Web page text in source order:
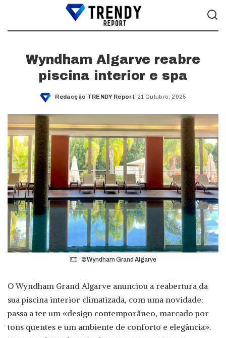
Wyndham Algarve reabre
piscina interior e spa
Posted
Redacção TRENDY Report 21 Outubro, 2025
©Wyndham Grand Algarve
O Wyndham Grand Algarve anunciou a reabertura da
sua piscina interior climatizada, com uma novidade:
passa a ter um «design contemporâneo, marcado por
tons quentes e um ambiente de conforto e elegância».